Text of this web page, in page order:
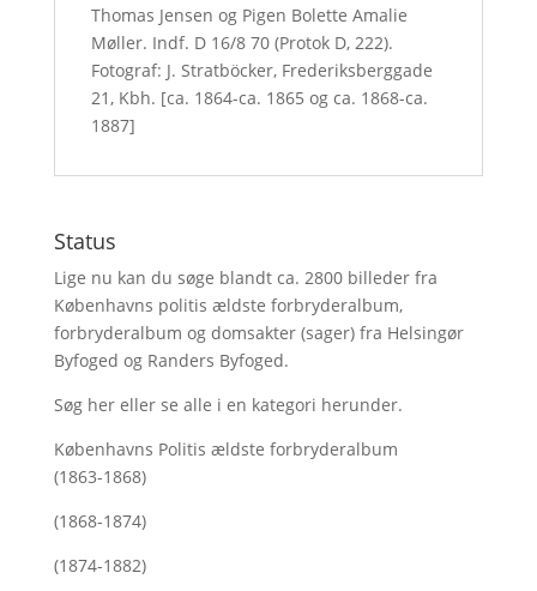
Thomas Jensen og Pigen Bolette Amalie
Møller. Indf. D 16/8 70 (Protok D, 222).
Fotograf: J. Stratböcker, Frederiksberggade
21, Kbh. [ca. 1864-ca. 1865 og ca. 1868-ca.
1887]
Status
Lige nu kan du søge blandt ca. 2800 billeder fra
Københavns politis ældste forbryderalbum,
forbryderalbum og domsakter (sager) fra Helsingør
Byfoged og Randers Byfoged.
Søg hereller se alle i en kategori herunder.
Københavns Politis ældste forbryderalbum
(1863-1868)
(1868-1874)
(1874-1882)